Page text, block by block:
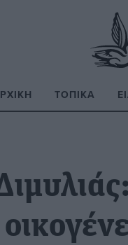
ΤΟΠΙΚΆ